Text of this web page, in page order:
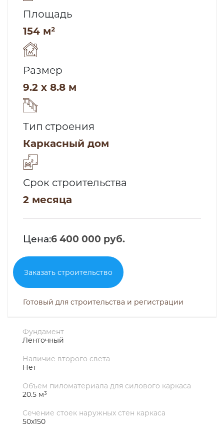
Площадь
154 м²
Размер
9.2 x 8.8 м
Тип строения
Каркасный дом
Срок строительства
2 месяца
Цена:6 400 000 руб.
Заказать строительство
Готовый для строительства и регистрации
Фундамент
Ленточный
Наличие второго света
Нет
Объем пиломатериала для силового каркаса
20.5 м³
Сечение стоек наружных стен каркаса
50х150